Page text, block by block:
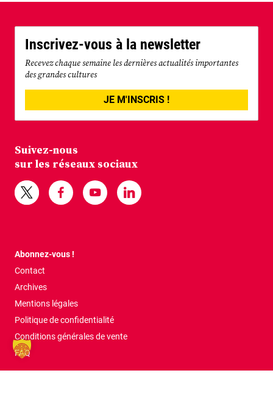
Inscrivez-vous à la newsletter
Recevez chaque semaine les dernières actualités importantes
des grandes cultures
JE M'INSCRIS !
Suivez-nous
sur les réseaux sociaux
Abonnez-vous !
Contact
Archives
Mentions légales
Politique de confidentialité
Conditions générales de vente
FAQ